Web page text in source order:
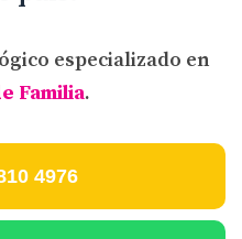
especializado en
Familia.
4976